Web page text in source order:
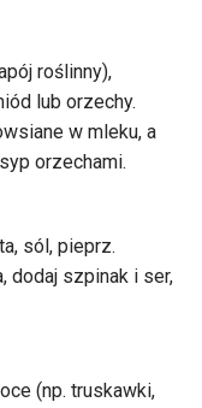
roślinny),
lub orzechy.
w mleku, a
orzechami.
sól, pieprz.
dodaj szpinak i ser,
(np. truskawki,